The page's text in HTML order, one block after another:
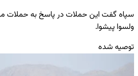
سپاه گفت این حملات در پاسخ به حملات
ولسوا پیشوا.
توصیه شده